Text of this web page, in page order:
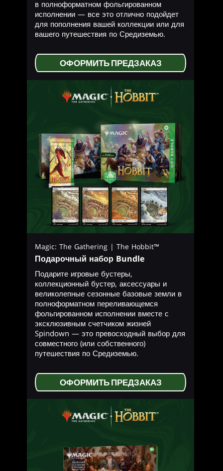
в полноформатном фольгированном
исполнении — все это отлично подойдет
для пополнения вашей коллекции или для
вашего путешествия по Средиземью.
ОФОРМИТЬ ПРЕДЗАКАЗ
Magic: The Gathering | The Hobbit™
Подарочный набор Bundle
Подарите игровые бустеры,
коллекционный бустер, аксессуары и
великолепные сезонные базовые земли в
полноформатном переливающемся
фольгированном исполнении вместе с
эксклюзивным счетчиком жизней
Spindown — это превосходный выбор для
совместного (или собственного)
путешествия по Средиземью.
ОФОРМИТЬ ПРЕДЗАКАЗ